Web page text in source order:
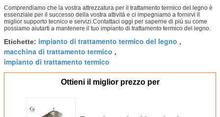
Comprendiamo che la vostra attrezzatura per il trattamento termico del legno è
essenziale per il successo della vostra attività e ci impegniamo a fornirvi il
miglior supporto tecnico e servizi.Contattaci oggi per saperne di più su come
possiamo aiutarti a mantenere il tuo impianto di trattamento termico del legno.
Etichette: impianto di trattamento termico del legno ,
macchina di trattamento termico ,
impianto di trattamento termico
Ottieni il miglior prezzo per